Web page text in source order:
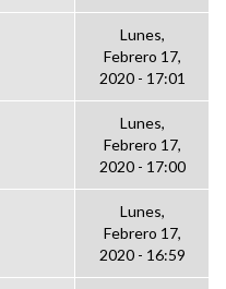
Lunes,
Febrero 17,
2020 - 17:01
Lunes,
Febrero 17,
2020 - 17:00
Lunes,
Febrero 17,
2020 - 16:59